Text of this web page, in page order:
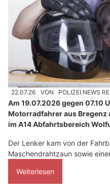
22.07.26 VON POLIZEI.NEWS
Am 19.07.2026 gegen 07.10
Motorradfahrer aus Bregenz
im A14 Abfahrtsbereich
Der Lenker kam von der
Maschendrahtzaun sowie
Weiterlesen